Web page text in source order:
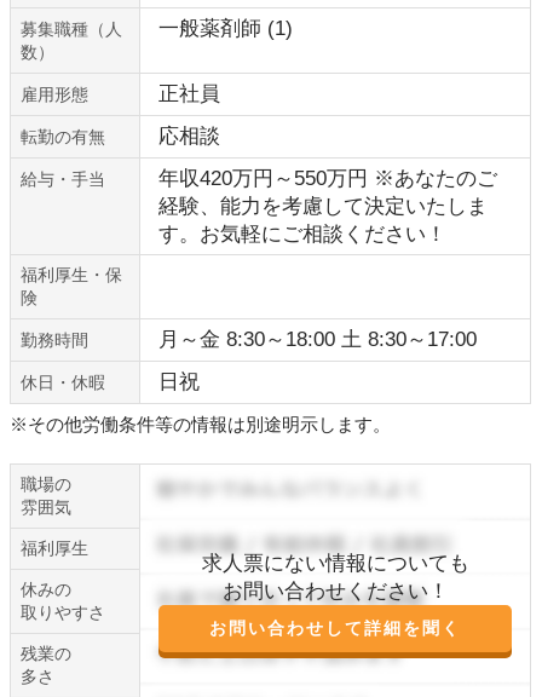
募集職種（人
数）
一般薬剤師 (1)
雇用形態 正社員
転勤の有無 応相談
給与・手当
年収420万円～550万円 ※あなたのご
経験、能力を考慮して決定いたしま
す。お気軽にご相談ください！
福利厚生・保
険
勤務時間 月～金 8:30～18:00 土 8:30～17:00
休日・休暇 日祝
※その他労働条件等の情報は別途明示します。
職場の
雰囲気
求人票にない情報についても
お問い合わせください！
お問い合わせして詳細を聞く
福利厚生
休みの
取りやすさ
残業の
多さ